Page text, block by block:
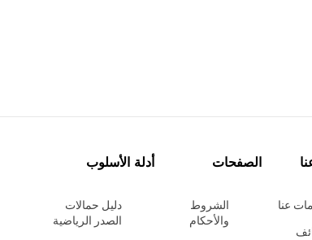
عنا
الصفحات
الشروط
والأحكام
أدلة الأسلوب
دليل حمالات
الصدر الرياضية